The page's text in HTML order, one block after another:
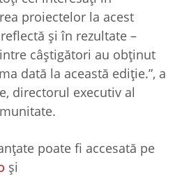
proiectelor la acest
și în rezultate –
câștigători au obținut
dată la această ediție.”, a
directorul executiv al
poate fi accesată pe
și